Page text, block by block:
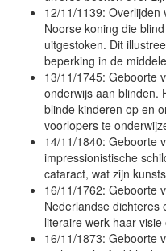
12/11/1139: Overlijden
Noorse koning die
uitgestoken. Dit
beperking in de
13/11/1745: Geboorte
onderwijs aan blinden.
blinde kinderen op en
voorlopers te
14/11/1840: Geboorte
impressionistische
cataract, wat zijn
16/11/1762: Geboorte
Nederlandse dichteres
literaire werk haar
16/11/1873: Geboorte